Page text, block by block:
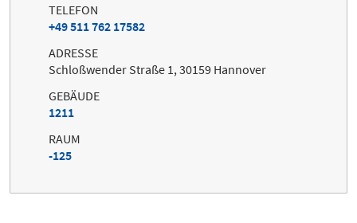
TELEFON
+49 511 762 17582
ADRESSE
Schloßwender Straße 1, 30159 Hannover
GEBÄUDE
1211
RAUM
-125